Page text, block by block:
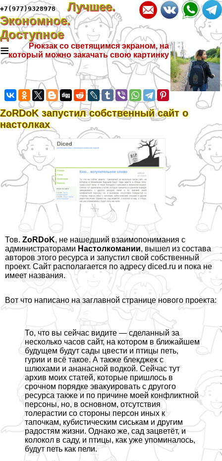
+7(977)9328978
Лучшее.
Экономное.
Доступное
≡
Рюкзак со светящимся экраном, на
который можно закачать свою картинку
ZoRDoK запустил собственный сайт о
настолках
Тов. ZoRDoK, не нашедший взаимопонимания с
администраторами Настолкомании, вышел из состава
авторов этого ресурса и запустил свой собственный
проект. Сайт располагается по адресу diced.ru и пока не
имеет названия.
Вот что написано на заглавной странице нового проекта:
То, что вы сейчас видите — сделанный за
несколько часов сайт, на котором в ближайшем
будущем будут сады цвести и птицы петь,
гурии и всё такое. А также блекджек с
шлюхами и ананасной водкой. Сейчас тут
архив моих статей, которые пришлось в
срочном порядке эвакуировать с другого
ресурса также и по причине моей конфликтной
персоны, но, в основном, отсутствия
толерастии со стороны персон иных к
тапочкам, кубистическим cиcькам и другим
радостям жизни. Однако же, сад зацветёт, и
колокол в саду, и птицы, как уже упоминалось,
будут петь как пели.